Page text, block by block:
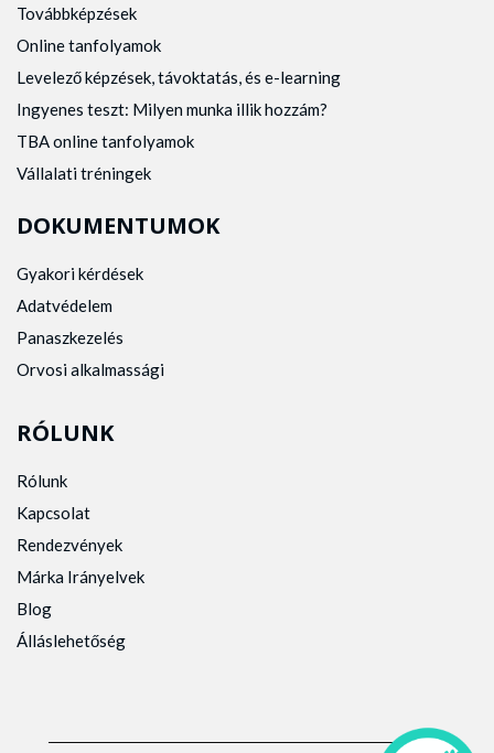
Továbbképzések
Online tanfolyamok
Levelező képzések, távoktatás, és e-learning
Ingyenes teszt: Milyen munka illik hozzám?
TBA online tanfolyamok
Vállalati tréningek
DOKUMENTUMOK
Gyakori kérdések
Adatvédelem
Panaszkezelés
Orvosi alkalmassági
RÓLUNK
Rólunk
Kapcsolat
Rendezvények
Márka Irányelvek
Blog
Álláslehetőség